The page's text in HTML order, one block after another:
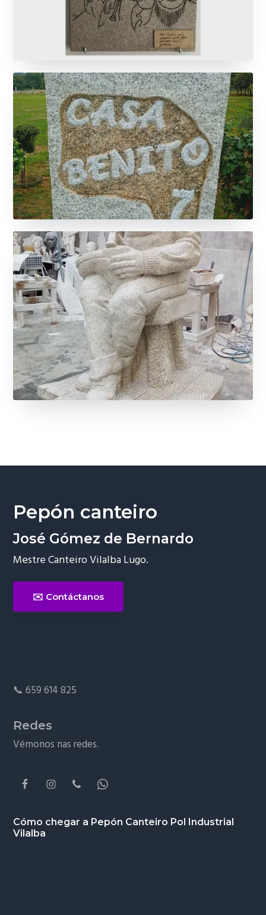
Pepón canteiro
José Gómez de Bernardo
Mestre Canteiro Vilalba Lugo.
✉️ Contáctanos
Footer
📞659 614 825
Redes
Vémonos nas redes.
Cómo chegar a Pepón Canteiro Pol Industrial
Vilalba